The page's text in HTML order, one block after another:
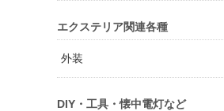
エクステリア関連各種
外装
DIY・工具・懐中電灯など